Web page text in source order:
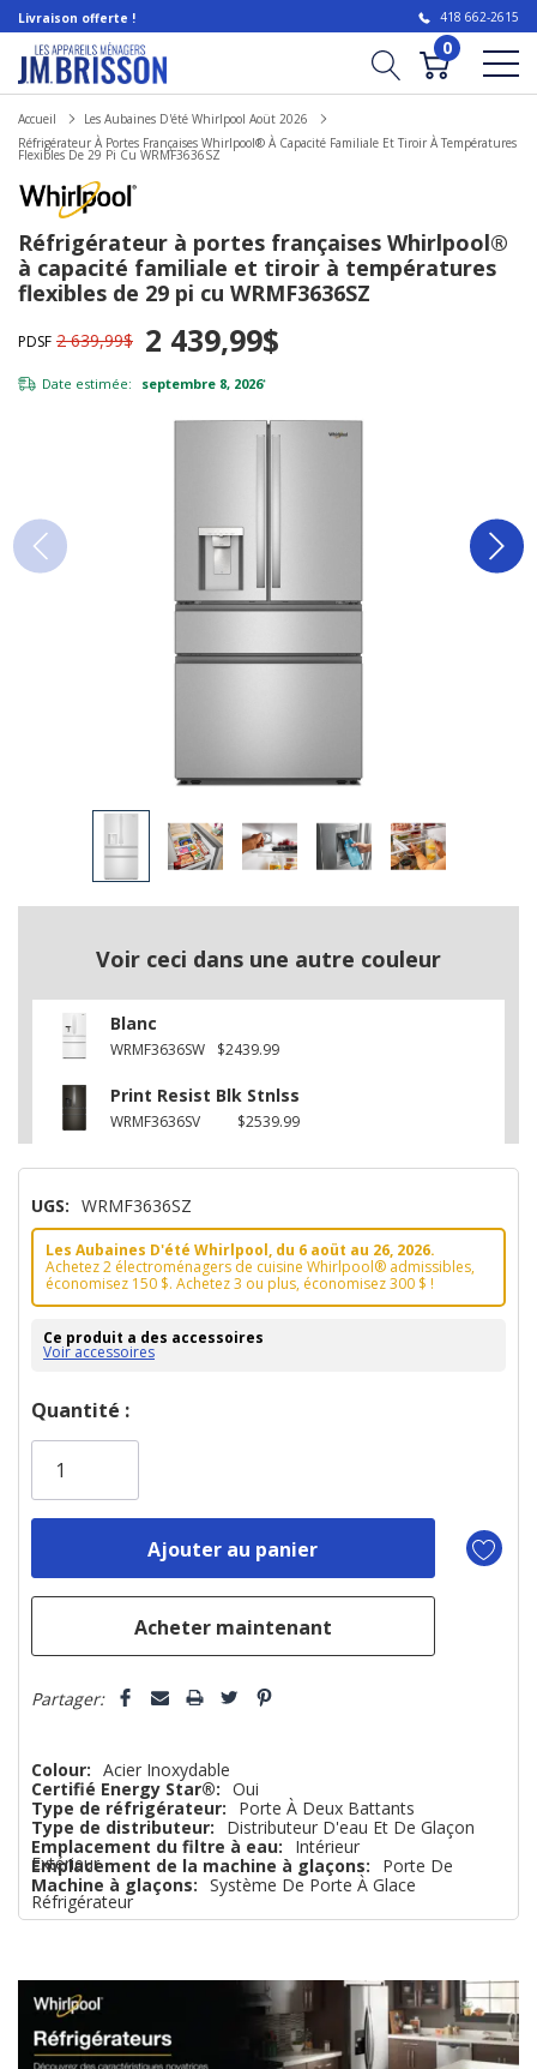
Livraison offerte ! 418 662-2615
0
Accueil
Les Aubaines D'été Whirlpool Aoüt 2026
Réfrigérateur À Portes Françaises Whirlpool® À Capacité Familiale Et Tiroir À Températures
Flexibles De 29 Pi Cu WRMF3636SZ
Réfrigérateur à portes françaises Whirlpool®
à capacité familiale et tiroir à températures
flexibles de 29 pi cu WRMF3636SZ
PDSF 2 639,99$ 2 439,99$
Date estimée: septembre 8, 2026*
Voir ceci dans une autre couleur
Blanc
WRMF3636SW $2439.99
Print Resist Blk Stnlss
WRMF3636SV $2539.99
UGS: WRMF3636SZ
Les Aubaines D'été Whirlpool, du 6 aoüt au 26, 2026.
Achetez 2 électroménagers de cuisine Whirlpool® admissibles,
économisez 150 $. Achetez 3 ou plus, économisez 300 $ !
Ce produit a des accessoires
Voir accessoires
Dépêchez-
vous!
plus
Quantité :
Partager:
Colour: Acier Inoxydable
Certifié Energy Star®: Oui
Type de réfrigérateur:
Porte À Deux Battants
Type de distributeur:
Distributeur D'eau Et De Glaçon
Extérieur
Emplacement du filtre à eau:
Intérieur
Emplacement de la machine à glaçons:
Porte De
Réfrigérateur
Machine à glaçons: Système De Porte À Glace